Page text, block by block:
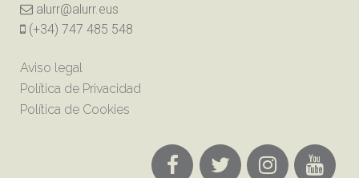
alurr@alurr.eus
(+34) 747 485 548
Aviso legal
Política de Privacidad
Política de Cookies